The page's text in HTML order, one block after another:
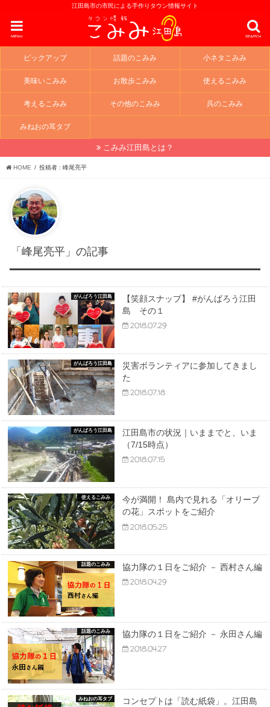
江田島市の市民による手作りタウン情報サイト
search
menu
ピックアップ 話題のこみみ 小ネタこみみ
美味いこみみ お散歩こみみ 使えるこみみ
考えるこみみ その他のこみみ 呉のこみみ
みねおの耳タブ
こみみ江田島とは？
HOME 投稿者 : 峰尾亮平
「峰尾亮平」の記事
がんばろう江田島
【笑顔スナップ】 #がんばろう江田
島 その１
2018.07.29
がんばろう江田島
災害ボランティアに参加してきまし
た
2018.07.18
がんばろう江田島
江田島市の状況｜いままでと、いま
（7/15時点）
2018.07.15
使えるこみみ
今が満開！ 島内で見れる「オリーブ
の花」スポットをご紹介
2018.05.25
話題のこみみ
協力隊の１日をご紹介 － 西村さん編
2018.04.29
話題のこみみ
協力隊の１日をご紹介 － 永田さん編
2018.04.27
みねおの耳タブ
コンセプトは「読む紙袋」。江田島